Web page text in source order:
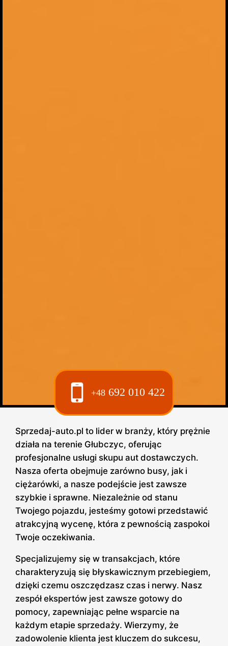
+48 692 010 422
Sprzedaj-auto.pl to lider w branży, który prężnie
działa na terenie Głubczyc, oferując
profesjonalne usługi skupu aut dostawczych.
Nasza oferta obejmuje zarówno busy, jak i
ciężarówki, a nasze podejście jest zawsze
szybkie i sprawne. Niezależnie od stanu
Twojego pojazdu, jesteśmy gotowi przedstawić
atrakcyjną wycenę, która z pewnością zaspokoi
Twoje oczekiwania.
Specjalizujemy się w transakcjach, które
charakteryzują się błyskawicznym przebiegiem,
dzięki czemu oszczędzasz czas i nerwy. Nasz
zespół ekspertów jest zawsze gotowy do
pomocy, zapewniając pełne wsparcie na
każdym etapie sprzedaży. Wierzymy, że
zadowolenie klienta jest kluczem do sukcesu,